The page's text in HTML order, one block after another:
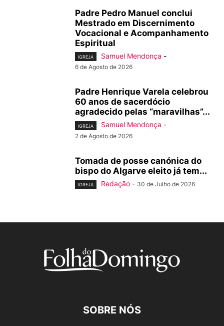
Padre Pedro Manuel conclui
Mestrado em Discernimento
Vocacional e Acompanhamento
Espiritual
IGREJA Samuel Mendonça -
6 de Agosto de 2026
Padre Henrique Varela celebrou
60 anos de sacerdócio
agradecido pelas “maravilhas”...
IGREJA Samuel Mendonça -
2 de Agosto de 2026
Tomada de posse canónica do
bispo do Algarve eleito já tem...
IGREJA Redação - 30 de Julho de 2026
SOBRE NÓS